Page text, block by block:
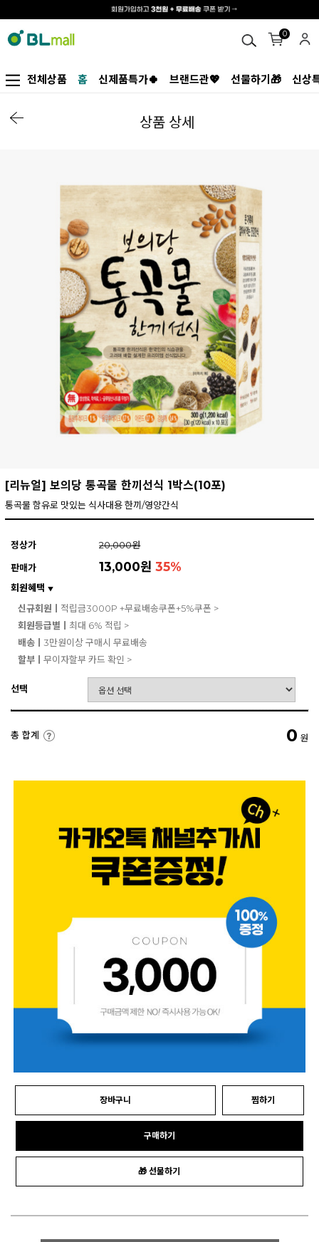
0
전체상품 홈 신제품특가🍀 브랜드관💖 선물하기🎁 신상
상품 상세
[리뉴얼] 보의당 통곡물 한끼선식 1박스(10포)
통곡물 함유로 맛있는 식사대용 한끼/영양간식
정상가
20,000원
판매가
13,000원35%
회원혜택 ▼
신규회원ㅣ 적립금3000P +무료배송쿠폰+5%쿠폰 >
회원등급별ㅣ 최대 6% 적립 >
배송ㅣ 3만원이상 구매시 무료배송
할부ㅣ 무이자할부 카드 확인 >
선택
총 합계 0 원
장바구니 찜하기
구매하기
🎁 선물하기